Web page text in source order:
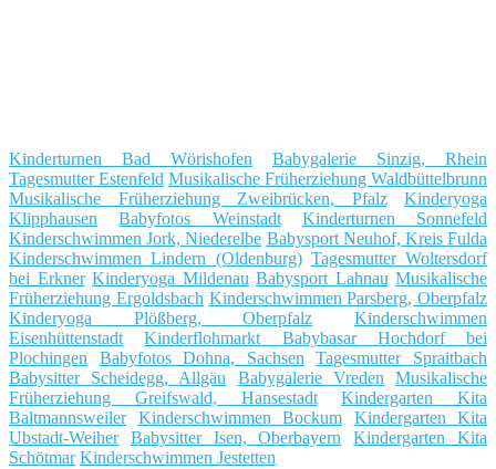
Kinderturnen Bad Wörishofen
Babygalerie Sinzig, Rhein
Tagesmutter Estenfeld Musikalische Früherziehung Waldbüttelbrunn
Musikalische Früherziehung Zweibrücken, Pfalz
Kinderyoga
Klipphausen
Babyfotos Weinstadt
Kinderturnen Sonnefeld
Kinderschwimmen Jork, Niederelbe Babysport Neuhof, Kreis Fulda
Kinderschwimmen Lindern (Oldenburg) Tagesmutter Woltersdorf
bei Erkner Kinderyoga Mildenau Babysport Lahnau Musikalische
Früherziehung Ergoldsbach Kinderschwimmen Parsberg, Oberpfalz
Kinderyoga Plößberg, Oberpfalz
Kinderschwimmen
Eisenhüttenstadt
Kinderflohmarkt Babybasar Hochdorf bei
Plochingen
Babyfotos Dohna, Sachsen
Tagesmutter Spraitbach
Babysitter Scheidegg, Allgäu
Babygalerie Vreden
Musikalische
Früherziehung Greifswald, Hansestadt
Kindergarten Kita
Baltmannsweiler
Kinderschwimmen Bockum
Kindergarten Kita
Ubstadt-Weiher
Babysitter Isen, Oberbayern
Kindergarten Kita
Schötmar Kinderschwimmen Jestetten